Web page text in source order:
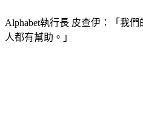
Alphabet執行長 皮查伊：「我